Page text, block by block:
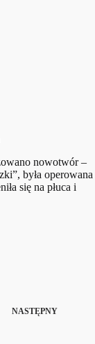
nowotwór –
była operowana
się na płuca i
NASTĘPNY